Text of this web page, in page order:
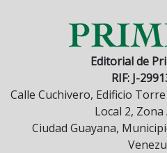
Editorial de
RIF: J-
Calle Cuchivero, Edificio
Local 2, Zona
Ciudad Guayana,